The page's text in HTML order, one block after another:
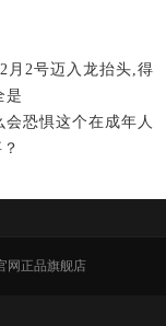
月2号迈入龙抬头,得
是
恐惧这个在成年人
网正品旗舰店